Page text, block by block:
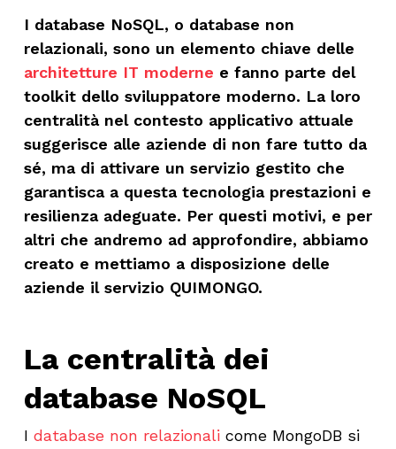
I database NoSQL, o database non
relazionali, sono un elemento chiave delle
architetture IT moderne e fanno parte del
toolkit dello sviluppatore moderno. La loro
centralità nel contesto applicativo attuale
suggerisce alle aziende di non fare tutto da
sé, ma di attivare un servizio gestito che
garantisca a questa tecnologia prestazioni e
resilienza adeguate. Per questi motivi, e per
altri che andremo ad approfondire, abbiamo
creato e mettiamo a disposizione delle
aziende il servizio QUIMONGO.
La centralità dei
database NoSQL
I database non relazionalicome MongoDB si